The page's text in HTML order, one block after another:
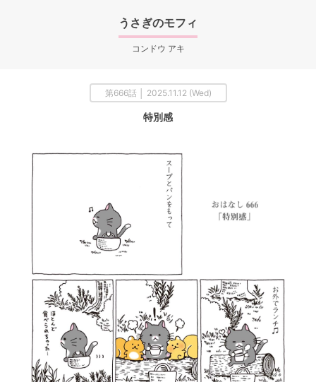
うさぎのモフィ
コンドウ アキ
第666話 │ 2025.11.12 (Wed)
特別感